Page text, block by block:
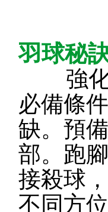
羽球秘
強化
必備條
缺。預
部。跑
接殺球
不同方